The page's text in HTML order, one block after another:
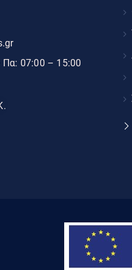
07:00 – 15:00